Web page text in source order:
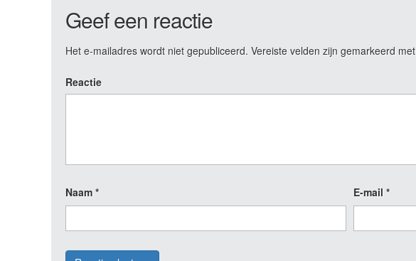
Geef een reactie
Het e-mailadres wordt niet gepubliceerd. Vereiste velden zijn gemarkeerd met
Reactie
Naam * E-mail *